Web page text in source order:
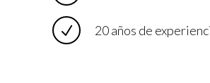
20 años de